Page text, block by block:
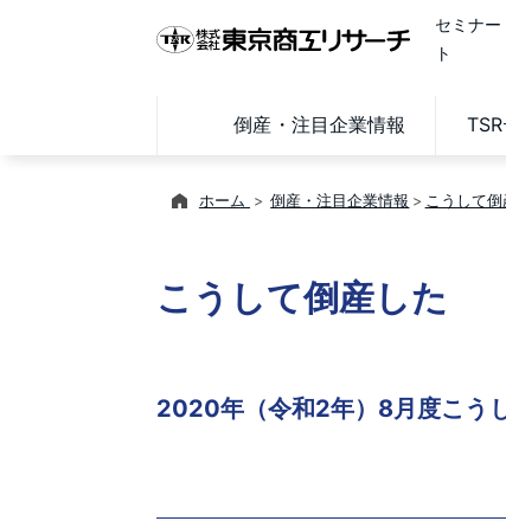
セミナー
ト
倒産・注目企業情報
ホーム 倒産・注目企業情報 こうして倒
こうして倒産した
2020年（令和2年）8月度こう